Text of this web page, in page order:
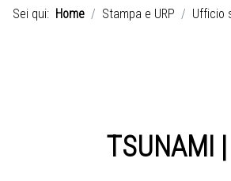
Sei qui: Home Stampa e URP Ufficio
TSUNAMI